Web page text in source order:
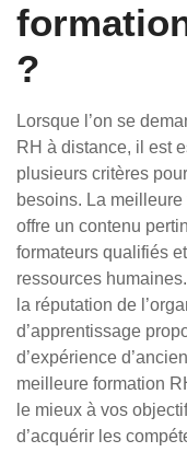
?
Lorsque l’on se
RH à distance, il est
plusieurs critères
besoins. La
offre un contenu
formateurs qualifiés
ressources
la réputation de
d’apprentissage
d’expérience
meilleure formation
le mieux à vos
d’acquérir les